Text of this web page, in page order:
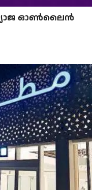
വ്യാജ ഓൺലൈൻ